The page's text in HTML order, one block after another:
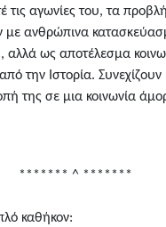
αγωνίες του, τα
ανθρώπινα
ως αποτέλεσμα
την Ιστορία.
της σε μια κοινωνία
******* ^ *******
καθήκον: